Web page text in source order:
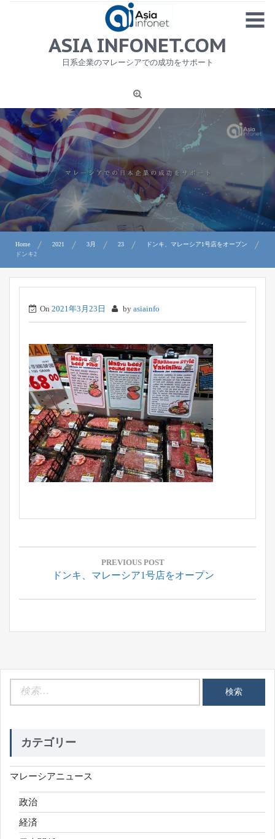
MENU
1
ニュース
労務サービス
プライバシーポリシー及び著作権について
お問合せ
ASIA INFONET.COM
日系企業のマレーシアでの成功をサポート
Home 2021 3月 23
ドンキ、マレーシア1号店をオープン
ドンキ2
On 2021年3月23日 by asiainfo
投
ビ
ー
ョ
ン
PREVIOUS POST
Previous
ドンキ、マレーシア1号店をオープン
カテゴリー
マレーシアニュース
政治
経済